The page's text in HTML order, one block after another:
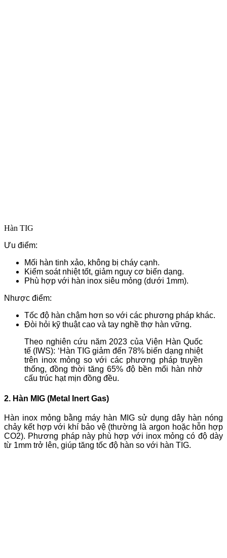
Hàn TIG
Ưu điểm:
Mối hàn tinh xảo, không bị cháy cạnh.
Kiểm soát nhiệt tốt, giảm nguy cơ biến dạng.
Phù hợp với hàn inox siêu mỏng (dưới 1mm).
Nhược điểm:
Tốc độ hàn chậm hơn so với các phương pháp khác.
Đòi hỏi kỹ thuật cao và tay nghề thợ hàn vững.
Theo nghiên cứu năm 2023 của Viện Hàn Quốc
tế (IWS): ‘Hàn TIG giảm đến 78% biến dạng nhiệt
trên inox mỏng so với các phương pháp truyền
thống, đồng thời tăng 65% độ bền mối hàn nhờ
cấu trúc hạt mịn đồng đều.
2. Hàn MIG (Metal Inert Gas)
Hàn inox mỏng bằng máy hàn MIG sử dụng dây hàn nóng
chảy kết hợp với khí bảo vệ (thường là argon hoặc hỗn hợp
CO2). Phương pháp này phù hợp với inox mỏng có độ dày
từ 1mm trở lên, giúp tăng tốc độ hàn so với hàn TIG.